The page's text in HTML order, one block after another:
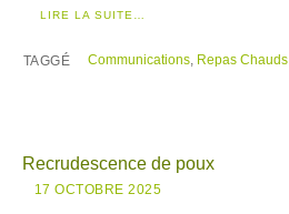
LIRE LA SUITE…
TAGGÉ Communications, Repas Chauds
Recrudescence de poux
17 OCTOBRE 2025